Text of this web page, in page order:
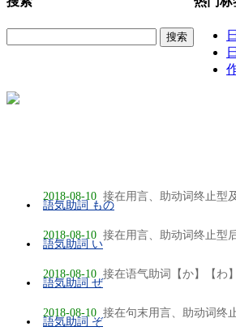
搜索
2018-08-10 接在用言、助动词终止型
語気助詞 もの
2018-08-10 接在用言、助动词终止型
語気助詞 い
2018-08-10 接在语气助词【か】【わ
語気助詞 ぜ
2018-08-10 接在句末用言、助动词终
語気助詞 ぞ